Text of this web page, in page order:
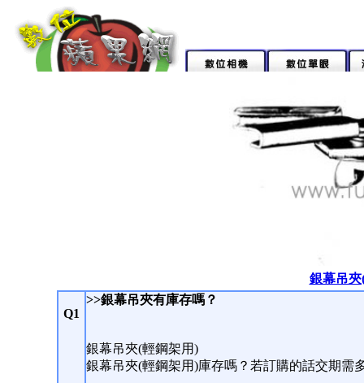
銀幕吊
Q1
>>銀幕吊夾有庫存嗎？
銀幕吊夾(輕鋼架用)
銀幕吊夾(輕鋼架用)庫存嗎？若訂購的話交期需